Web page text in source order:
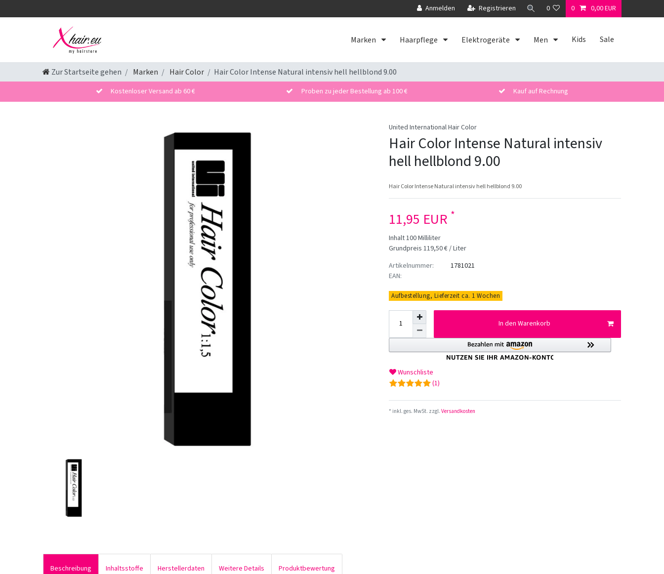
Anmelden Registrieren 0 0 0,00 EUR
Marken Haarpflege Elektrogeräte Men Kids Sale
Zur Startseite gehen Marken Hair Color Hair Color Intense Natural intensiv hell hellblond 9.00
Kostenloser Versand ab 60 € Proben zu jeder Bestellung ab 100 € Kauf auf Rechnung
United International Hair Color
Hair Color Intense Natural intensiv
hell hellblond 9.00
Hair Color Intense Natural intensiv hell hellblond 9.00
11,95 EUR *
Inhalt100Milliliter
Grundpreis 119,50 € / Liter
Artikelnummer:
EAN:
1781021
Aufbestellung, Lieferzeit ca. 1 Wochen
In den Warenkorb
Wunschliste
(1)
* inkl. ges. MwSt. zzgl. Versandkosten
Beschreibung Inhaltsstoffe Herstellerdaten Weitere Details Produktbewertung